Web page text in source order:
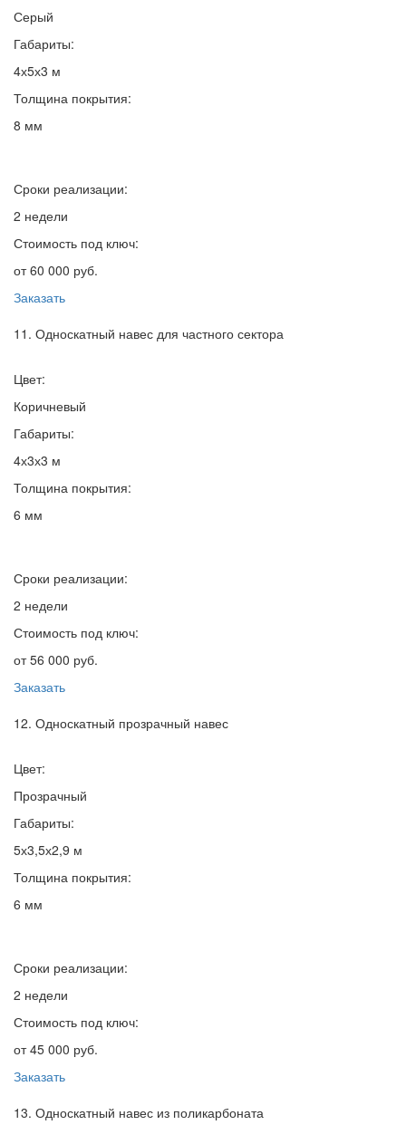
Серый
Габариты:
4х5х3 м
Толщина покрытия:
8 мм
Сроки реализации:
2 недели
Стоимость под ключ:
от 60 000 руб.
Заказать
11. Односкатный навес для частного сектора
Цвет:
Коричневый
Габариты:
4х3х3 м
Толщина покрытия:
6 мм
Сроки реализации:
2 недели
Стоимость под ключ:
от 56 000 руб.
Заказать
12. Односкатный прозрачный навес
Цвет:
Прозрачный
Габариты:
5х3,5х2,9 м
Толщина покрытия:
6 мм
Сроки реализации:
2 недели
Стоимость под ключ:
от 45 000 руб.
Заказать
13. Односкатный навес из поликарбоната